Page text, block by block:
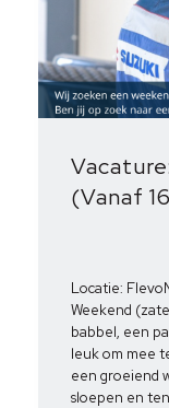
(Vanaf
Locatie:
Weekend
babbel, een
leuk om mee
een groeiend
sloepen en